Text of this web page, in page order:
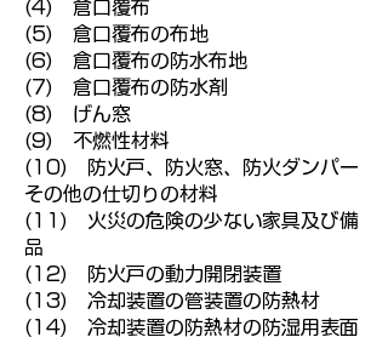
(4) 倉口覆布
(5) 倉口覆布の布地
(6) 倉口覆布の防水布地
(7) 倉口覆布の防水剤
(8) げん窓
(9) 不燃性材料
(10) 防火戸、防火窓、防火ダンパー
その他の仕切りの材料
(11) 火災の危険の少ない家具及び備
品
(12) 防火戸の動力開閉装置
(13) 冷却装置の管装置の防熱材
(14) 冷却装置の防熱材の防湿用表面